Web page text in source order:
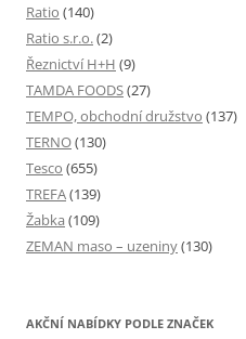
Ratio (140)
Ratio s.r.o.(2)
Řeznictví H+H (9)
TAMDA FOODS(27)
TEMPO, obchodní družstvo (137)
TERNO(130)
Tesco (655)
TREFA(139)
Žabka (109)
ZEMAN maso – uzeniny(130)
AKČNÍ NABÍDKY PODLE ZNAČEK